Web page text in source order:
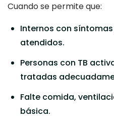
Cuando se permite que:
Internos con
atendidos.
Personas con TB
tratadas
Falte comida,
básica.